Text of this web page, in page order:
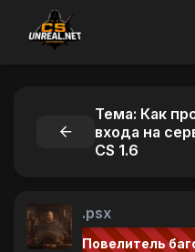
Тема: Как
входа на
CS 1.6
.psx
Повелитель